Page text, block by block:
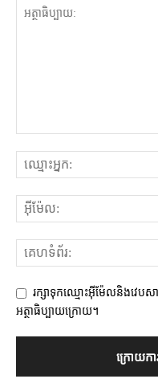
រក្សាទុកឈ្មោះអ៊ីម៉ែលនិងវេបសា
អត្ថាធិប្បាយក្រោយ។